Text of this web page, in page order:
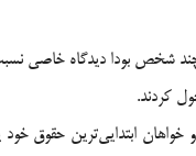
و تفكر به اشراق رسيد. هر چند شخص بودا ديدگاه
كردند.
خواهان ابتدايي‌ترين حقوق خود